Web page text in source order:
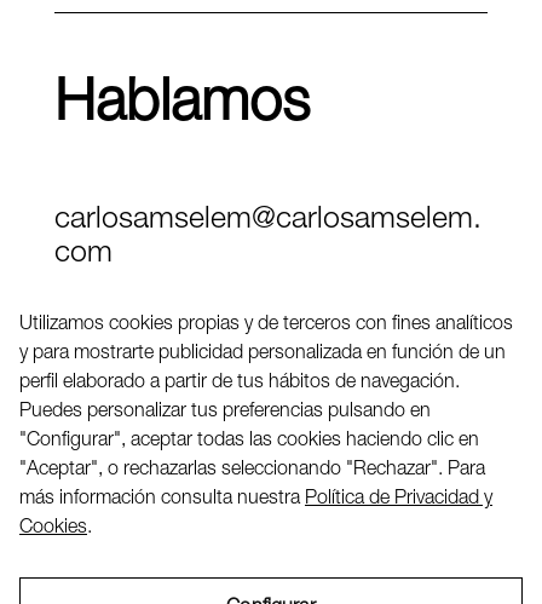
Hablamos
carlosamselem@carlosamselem.
com
Twitter
LinkedIN
2026 ©
Utilizamos cookies propias y de terceros con fines analíticos
y para mostrarte publicidad personalizada en función de un
perfil elaborado a partir de tus hábitos de navegación.
Puedes personalizar tus preferencias pulsando en
"Configurar", aceptar todas las cookies haciendo clic en
"Aceptar", o rechazarlas seleccionando "Rechazar". Para
más información consulta nuestra Política de Privacidad y
Cookies.